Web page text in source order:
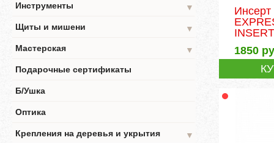
Инструменты
▼
Щиты и мишени
▼
Мастерская
▼
Подарочные сертификаты
Б/Ушка
Оптика
Крепления на деревья и укрытия
▼
1850